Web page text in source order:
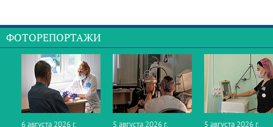
ФОТОРЕПОРТАЖИ
6 августа 2026 г. 5 августа 2026 г. 5 августа 2026 г.